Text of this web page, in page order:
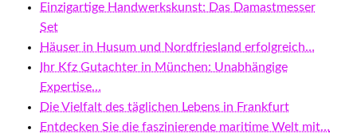
Einzigartige Handwerkskunst: Das Damastmesser
Set
Häuser in Husum und Nordfriesland erfolgreich…
Ihr Kfz Gutachter in München: Unabhängige
Expertise…
Die Vielfalt des täglichen Lebens in Frankfurt
Entdecken Sie die faszinierende maritime Welt mit…